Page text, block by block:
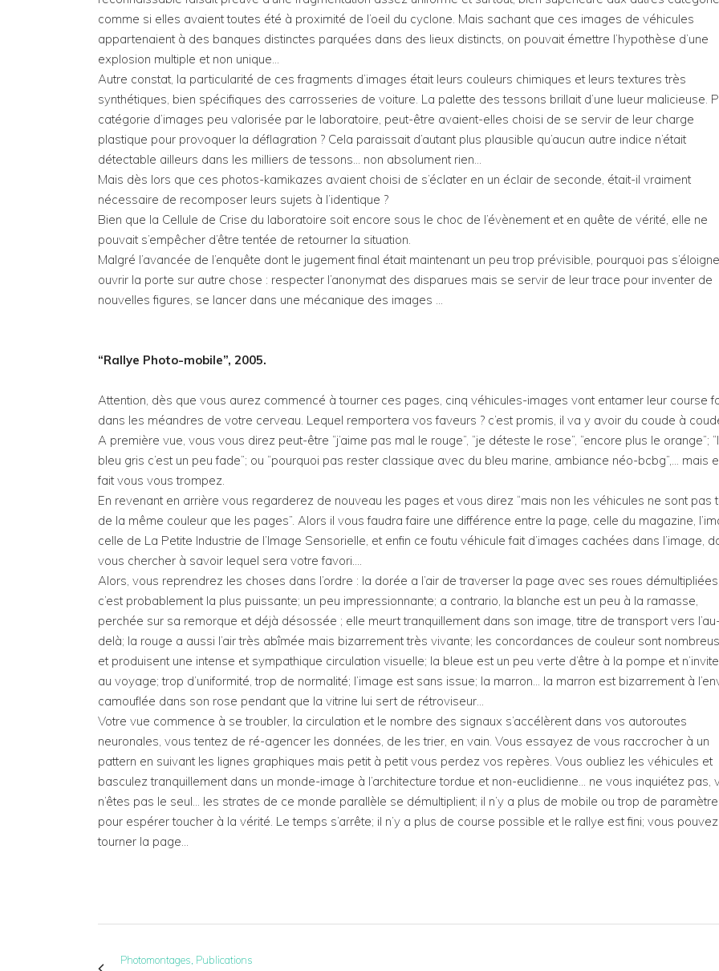
comme si elles avaient toutes été à proximité de l’oeil du cyclone. Mais sachant que ces images de véhicules
appartenaient à des banques distinctes parquées dans des lieux distincts, on pouvait émettre l’hypothèse d’une
explosion multiple et non unique…
Autre constat, la particularité de ces fragments d’images était leurs couleurs chimiques et leurs textures très
synthétiques, bien spécifiques des carrosseries de voiture. La palette des tessons brillait d’une lueur malicieuse.
catégorie d’images peu valorisée par le laboratoire, peut-être avaient-elles choisi de se servir de leur charge
plastique pour provoquer la déflagration ? Cela paraissait d’autant plus plausible qu’aucun autre indice n’était
détectable ailleurs dans les milliers de tessons… non absolument rien…
Mais dès lors que ces photos-kamikazes avaient choisi de s’éclater en un éclair de seconde, était-il vraiment
nécessaire de recomposer leurs sujets à l’identique ?
Bien que la Cellule de Crise du laboratoire soit encore sous le choc de l’évènement et en quête de vérité, elle ne
pouvait s’empêcher d’être tentée de retourner la situation.
Malgré l’avancée de l’enquête dont le jugement final était maintenant un peu trop prévisible, pourquoi pas
ouvrir la porte sur autre chose : respecter l’anonymat des disparues mais se servir de leur trace pour inventer de
nouvelles figures, se lancer dans une mécanique des images …
“Rallye Photo-mobile”, 2005.
Attention, dès que vous aurez commencé à tourner ces pages, cinq véhicules-images vont entamer leur course
dans les méandres de votre cerveau. Lequel remportera vos faveurs ? c’est promis, il va y avoir du coude à
A première vue, vous vous direz peut-être “j’aime pas mal le rouge”, “je déteste le rose”, “encore plus le orange”;
bleu gris c’est un peu fade”; ou “pourquoi pas rester classique avec du bleu marine, ambiance néo-bcbg”,… mais
fait vous vous trompez.
En revenant en arrière vous regarderez de nouveau les pages et vous direz “mais non les véhicules ne sont pas
de la même couleur que les pages”. Alors il vous faudra faire une différence entre la page, celle du magazine,
celle de La Petite Industrie de l’Image Sensorielle, et enfin ce foutu véhicule fait d’images cachées dans l’image,
vous chercher à savoir lequel sera votre favori….
Alors, vous reprendrez les choses dans l’ordre : la dorée a l’air de traverser la page avec ses roues démultipliées,
c’est probablement la plus puissante; un peu impressionnante; a contrario, la blanche est un peu à la ramasse,
perchée sur sa remorque et déjà désossée ; elle meurt tranquillement dans son image, titre de transport vers l’au-
delà; la rouge a aussi l’air très abîmée mais bizarrement très vivante; les concordances de couleur sont
et produisent une intense et sympathique circulation visuelle; la bleue est un peu verte d’être à la pompe et
au voyage; trop d’uniformité, trop de normalité; l’image est sans issue; la marron… la marron est bizarrement à
camouflée dans son rose pendant que la vitrine lui sert de rétroviseur…
Votre vue commence à se troubler, la circulation et le nombre des signaux s’accélèrent dans vos autoroutes
neuronales, vous tentez de ré-agencer les données, de les trier, en vain. Vous essayez de vous raccrocher à un
pattern en suivant les lignes graphiques mais petit à petit vous perdez vos repères. Vous oubliez les véhicules et
basculez tranquillement dans un monde-image à l’architecture tordue et non-euclidienne… ne vous inquiétez pas,
n’êtes pas le seul… les strates de ce monde parallèle se démultiplient; il n’y a plus de mobile ou trop de
pour espérer toucher à la vérité. Le temps s’arrête; il n’y a plus de course possible et le rallye est fini; vous pouvez
tourner la page…
Photomontages, Publications